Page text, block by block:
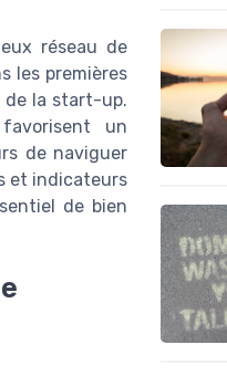
réseau de
les premières
de la start-up.
un
de naviguer
et indicateurs
de bien